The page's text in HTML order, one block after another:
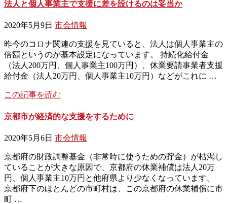
法人と個人事業主で支援に差を設けるのは妥当か
2020年5月9日 市会情報
昨今のコロナ関連の支援を見ていると、法人は個人事業主の
倍額というのが基本設定になっています。 持続化給付金
（法人200万円、個人事業主100万円）、休業要請事業者支援
給付金（法人20万円、個人事業主10万円）などがこれに …
この記事を読む
京都市が経済的な支援をするために
2020年5月6日 市会情報
京都府の財政調整基金（非常時に使うための貯金）が枯渇し
ていることが大きな原因で、京都府の休業補償は法人20万
円、個人事業主10万円と他府県より少なくなっています。
京都府下のほとんどの市町村は、この京都府の休業補償に市
町 …